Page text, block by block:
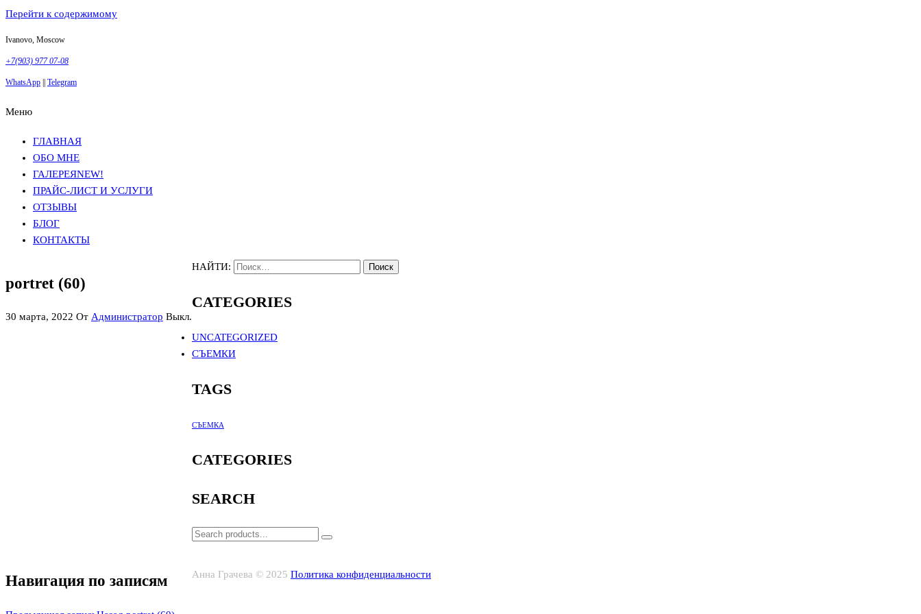
Перейти к содержимому
Ivanovo, Moscow
+7(903) 977 07-08
WhatsApp Telegram
Меню
ГЛАВНАЯ
ОБО МНЕ
ГАЛЕРЕЯNEW!
ПРАЙС-ЛИСТ И УСЛУГИ
ОТЗЫВЫ
БЛОГ
КОНТАКТЫ
portret (60)
30 марта, 2022 От Администратор Выкл.
Навигация по записям
НАЙТИ:
CATEGORIES
UNCATEGORIZED
СЪЕМКИ
TAGS
СЪЕМКА
CATEGORIES
SEARCH
Анна Грачева © 2025 Политика конфиденциальности